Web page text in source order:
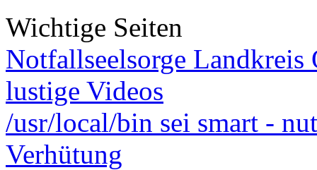
Wichtige Seiten
Notfallseelsorge Landkreis
lustige Videos
/usr/local/bin sei smart -
Verhütung